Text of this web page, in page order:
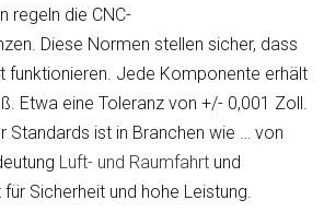
regeln die CNC-
Diese Normen stellen sicher, dass
funktionieren. Jede Komponente erhält
Etwa eine Toleranz von +/- 0,001 Zoll.
Standards ist in Branchen wie … von
Luft- und Raumfahrt und
Sicherheit und hohe Leistung.